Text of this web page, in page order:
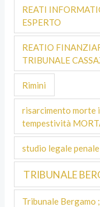
REATI
ESPERTO
REATIO
TRIBUNALE
Rimini
risarcimento morte
tempestività
studio legale
TRIBUNALE
Tribunale Bergamo